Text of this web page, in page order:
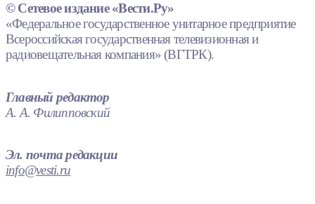
© Сетевое издание «Вести.Ру»
«Федеральное государственное унитарное предприятие
Всероссийская государственная телевизионная и
радиовещательная компания» (ВГТРК).
Главный редактор
А. А. Филипповский
Эл. почта редакции
info@vesti.ru